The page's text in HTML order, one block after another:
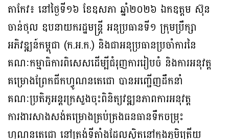
តាកែវ៖ នៅថ្ងៃទី១៦ ខែឧសភា ឆ្នាំ២០២៦ ឯកឧត្តម ស៊ុន
ចាន់ថុល ឧបនាយករដ្ឋមន្ត្រី អនុប្រធានទី១ ក្រុមប្រឹក្សា
អភិវឌ្ឍន៍កម្ពុជា (ក.អ.ក.) និងជាអនុប្រធានប្រចាំការនៃ
គណៈកម្មាធិការពិសេសដើម្បីជំរុញការរៀបចំ និងការអនុវត្ត
គម្រោងព្រែកជីកហ្វូណនតេជោ បានអញ្ជើញដឹកនាំ
គណៈប្រតិភូអន្តរក្រសួងចុះពិនិត្យវឌ្ឍនភាពការអនុវត្ត
ការងារសាងសង់គម្រោងគ្រប់គ្រងធនធានទឹកចម្រុះ
ហ្វូណនតេជោ នៅត្រង់ទីតាំងដែលស្ថិតនៅក្នុងភូមិត្រើយ